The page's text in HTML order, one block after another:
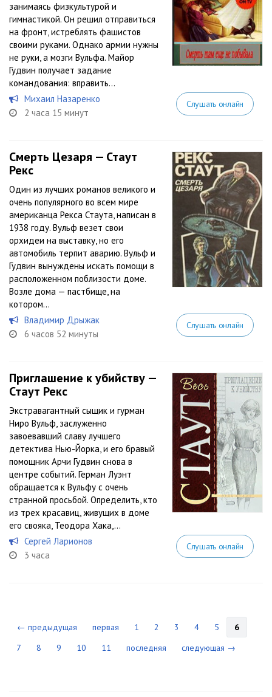
занимаясь физкультурой и
гимнастикой. Он решил отправиться
на фронт, истреблять фашистов
своими руками. Однако армии нужны
не руки, а мозги Вульфа. Майор
Гудвин получает задание
командования: вправить...
Михаил Назаренко
2 часа 15 минут
Слушать онлайн
Смерть Цезаря — Стаут
Рекс
Один из лучших романов великого и
очень популярного во всем мире
американца Рекса Стаута, написан в
1938 году. Вульф везет свои
орхидеи на выставку, но его
автомобиль терпит аварию. Вульф и
Гудвин вынуждены искать помощи в
расположенном поблизости доме.
Возле дома — пастбище, на
котором...
Владимир Дрыжак
6 часов 52 минуты
Слушать онлайн
Приглашение к убийству —
Стаут Рекс
Экстравагантный сыщик и гурман
Ниро Вульф, заслуженно
завоевавший славу лучшего
детектива Нью-Йорка, и его бравый
помощник Арчи Гудвин снова в
центре событий. Герман Луэнт
обращается к Вульфу с очень
странной просьбой. Определить, кто
из трех красавиц, живущих в доме
его свояка, Теодора Хака,...
Сергей Ларионов
3 часа
Слушать онлайн
← предыдущая первая 1 2 3 4 5
6
7
8 9 10 11 последняя следующая →